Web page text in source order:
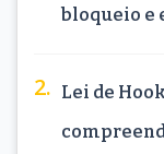
bloqueio e
Lei de